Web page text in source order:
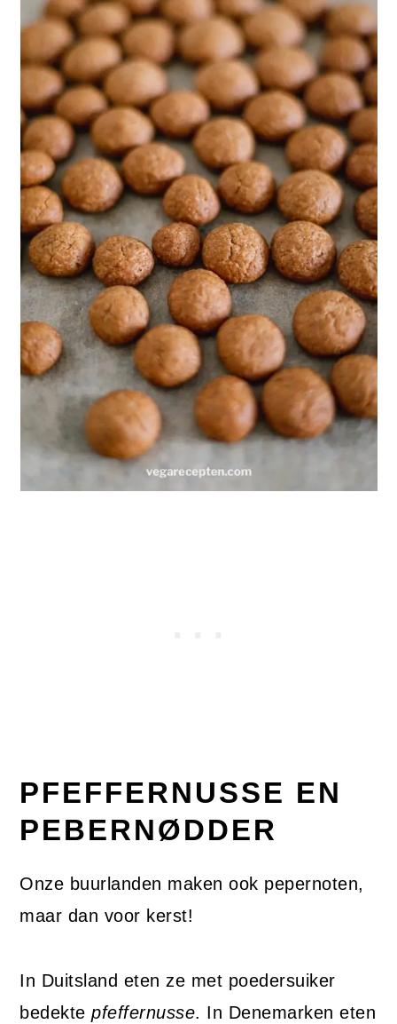
PFEFFERNUSSE EN
PEBERNØDDER
Onze buurlanden maken ook pepernoten,
maar dan voor kerst!
In Duitsland eten ze met poedersuiker
bedektepfeffernusse. In Denemarken eten